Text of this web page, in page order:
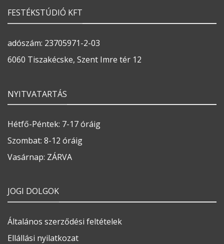
FESTÉKSTÚDIÓ KFT
adószám: 23705971-2-03
6060 Tiszakécske, Szent Imre tér 12
NYITVATARTÁS
Hétfő-Péntek: 7-17 óráig
Szombat: 8-12 óráig
Vasárnap: ZÁRVA
JOGI DOLGOK
Általános szerződési feltételek
Ellállási nyilatkozat